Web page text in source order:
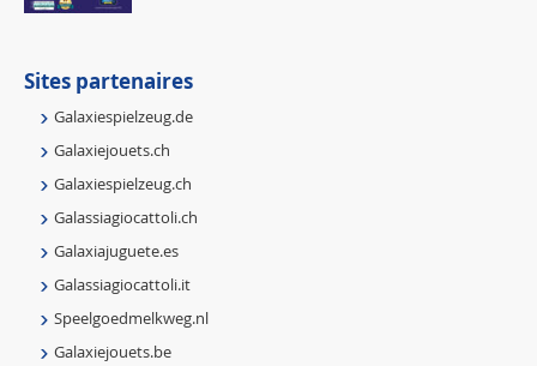
Sites partenaires
Galaxiespielzeug.de
Galaxiejouets.ch
Galaxiespielzeug.ch
Galassiagiocattoli.ch
Galaxiajuguete.es
Galassiagiocattoli.it
Speelgoedmelkweg.nl
Galaxiejouets.be